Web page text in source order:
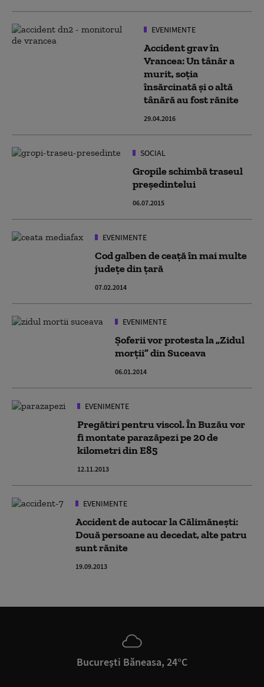
EVENIMENTE
Accident grav în
Vrancea: Un tânăr a
murit, soția
însărcinată și o altă
tânără au fost rănite
29.04.2016
SOCIAL
Gropile schimbă traseul
președintelui
06.07.2015
EVENIMENTE
Cod galben de ceață în mai multe
județe din țară
07.02.2014
EVENIMENTE
Șoferii vor protesta la „Zidul
morții” din Suceava
06.01.2014
EVENIMENTE
Pregătiri pentru viscol. În Buzău vor
fi montate parazăpezi pe 20 de
kilometri din E85
12.11.2013
EVENIMENTE
Accident de autocar la Călimăneşti:
Două persoane au decedat, alte patru
sunt rănite
19.09.2013
București Băneasa, 24°C